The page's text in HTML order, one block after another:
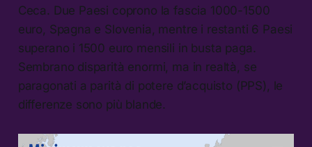
Ceca. Due Paesi coprono la fascia 1000-1500
euro, Spagna e Slovenia, mentre i restanti 6 Paesi
superano i 1500 euro mensili in busta paga.
Sembrano disparità enormi, ma in realtà, se
paragonati a parità di potere d’acquisto (PPS), le
differenze sono più blande.